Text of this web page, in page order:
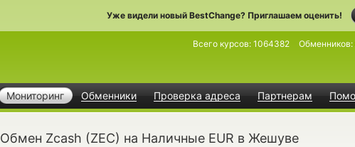
Уже видели новый BestChange? Приглашаем оценить!
Мониторинг Обменники Проверка адреса Партнерам
Всего курсов: 1064382 Обменников:
Обмен Zcash (ZEC) на Наличные EUR в Жешуве